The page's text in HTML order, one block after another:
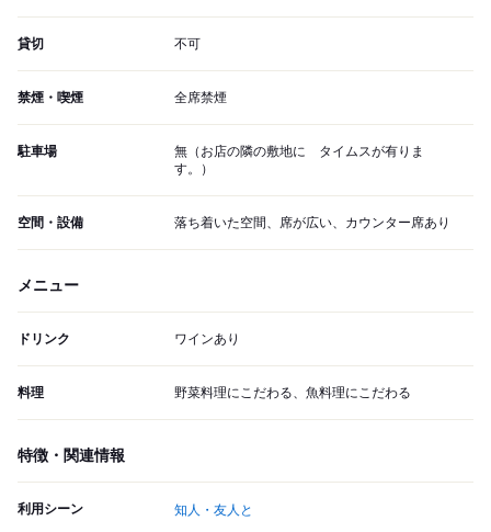
貸切 不可
禁煙・喫煙 全席禁煙
駐車場
無（お店の隣の敷地に タイムスが有りま
す。）
空間・設備 落ち着いた空間、席が広い、カウンター席あり
メニュー
ドリンク ワインあり
料理 野菜料理にこだわる、魚料理にこだわる
特徴・関連情報
利用シーン 知人・友人と